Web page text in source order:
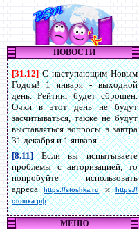
НОВОСТИ
[31.12]С наступающим Новым
Годом! 1 января - выходной
день. Рейтинг будет сброшен.
Очки в этот день не будут
засчитываться, также не будут
выставляться вопросы в завтра
31 декабря и 1 января.
[8.11]Если вы испытываете
проблемы с авторизацией, то
попробуйте использовать
адресаhttps://stoshka.ruиhttps://
стошка.рф.
МЕНЮ